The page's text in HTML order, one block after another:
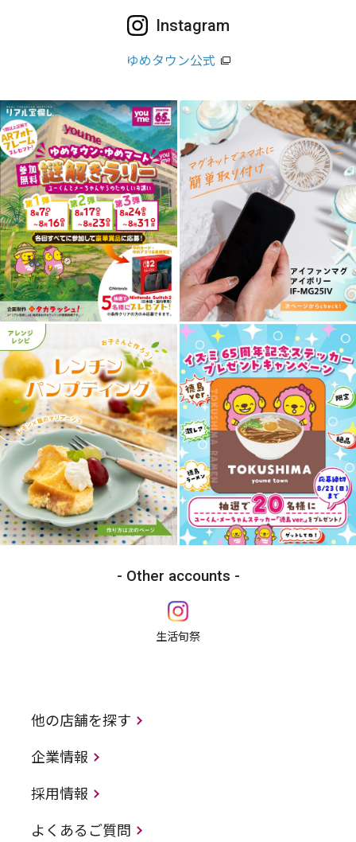
Instagram
ゆめタウン公式
Other accounts
生活旬祭
他の店舗を探す
企業情報
採用情報
よくあるご質問